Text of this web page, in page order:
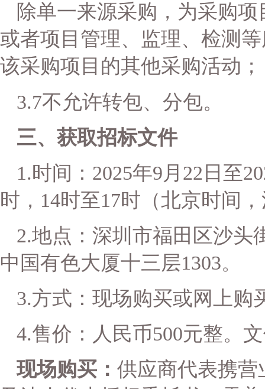
除单一来源采购，为采购
或者项目管理、监理、检测
该采购项目的其他采购活动；
3.7不允许转包、分包。
三、获取招标文件
1.时间：2025年9月 22 日至
时，14时至17时（北京时间
2.地点： 深圳市福田区沙头
中国有色大厦十三层1303。
3.方式：现场购买或网上购
4.售价：人民币500元整。
现场购买： 供应商代表携